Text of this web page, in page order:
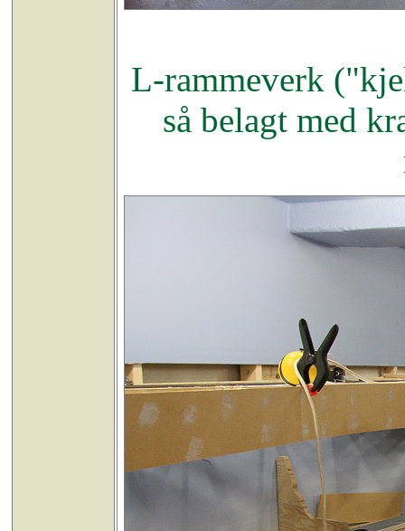
L-rammeverk
så belagt med